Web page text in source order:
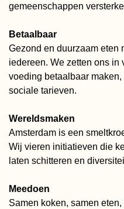
gemeenschappen
Betaalbaar
Gezond en duurzaam eten
iedereen. We zetten ons
voeding betaalbaar
sociale tarieven.
Wereldsmaken
Amsterdam is een
Wij vieren initiatieven die
laten schitteren en
Meedoen
Samen koken, samen